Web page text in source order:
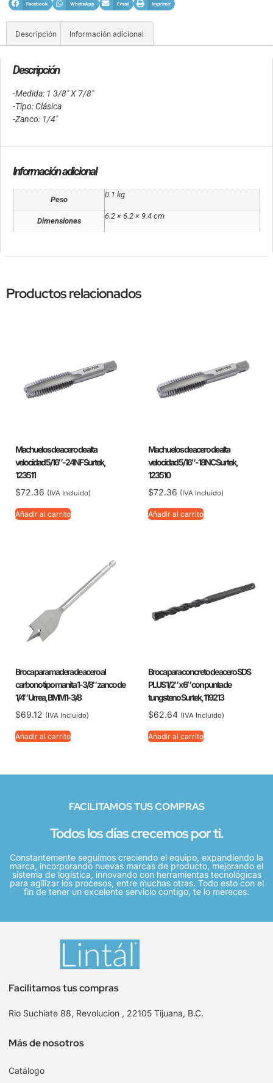
Facebook WhatsApp Email Imprimir
Descripción Información adicional
Descripción
-Medida: 1 3/8″ X 7/8″
-Tipo: Clásica
-Zanco: 1/4″
Información adicional
Peso
0.1 kg
Dimensiones
6.2 × 6.2 × 9.4 cm
Productos relacionados
Machuelos de acero de alta
velocidad 5/16″-24NF Surtek,
123511
$72.36 (IVA Incluido)
Añadir al carrito
Machuelos de acero de alta
velocidad 5/16″-18NC Surtek,
123510
$72.36 (IVA Incluido)
Añadir al carrito
Broca para madera de acero al
carbono tipo manita 1-3/8″ zanco de
1/4″ Urrea, BMM1-3/8
$69.12 (IVA Incluido)
Añadir al carrito
Broca para concreto de acero SDS
PLUS 1/2″ x 6″ con punta de
tungsteno Surtek, 119213
$62.64 (IVA Incluido)
Añadir al carrito
FACILITAMOS TUS COMPRAS
Todos los días crecemos por ti.
Constantemente seguimos creciendo el equipo, expandiendo la
marca, incorporando nuevas marcas de producto, mejorando el
sistema de logística, innovando con herramientas tecnológicas
para agilizar los procesos, entre muchas otras. Todo esto con el
fin de tener un excelente servicio contigo, te lo mereces.
Facilitamos tus compras
Rio Suchiate 88, Revolucion , 22105 Tijuana, B.C.
Más de nosotros
Catálogo